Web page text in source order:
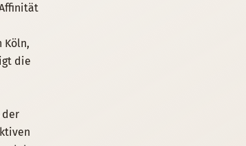
Köln,
die
der